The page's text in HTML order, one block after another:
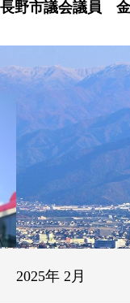
長野市議会議員
2025年 2月
HOME
プロフィール
政策